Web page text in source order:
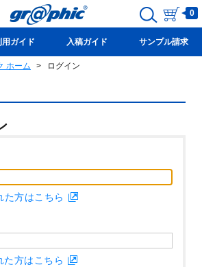
0
用ガイド 入稿ガイド サンプル請求
ホーム ログイン
た方はこちら
た方はこちら